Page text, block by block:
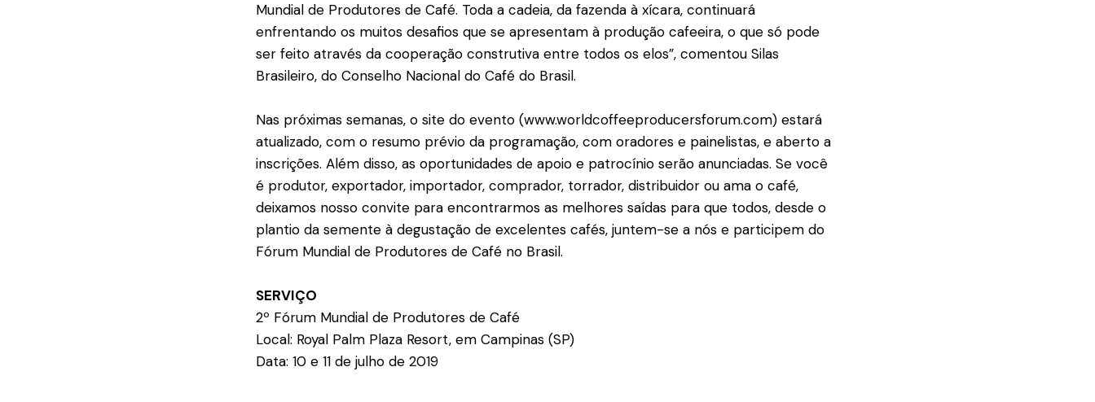
Mundial de Produtores de Café. Toda a cadeia, da fazenda à xícara, continuará
enfrentando os muitos desafios que se apresentam à produção cafeeira, o que só pode
ser feito através da cooperação construtiva entre todos os elos”, comentou Silas
Brasileiro, do Conselho Nacional do Café do Brasil.
Nas próximas semanas, o site do evento (www.worldcoffeeproducersforum.com) estará
atualizado, com o resumo prévio da programação, com oradores e painelistas, e aberto a
inscrições. Além disso, as oportunidades de apoio e patrocínio serão anunciadas. Se você
é produtor, exportador, importador, comprador, torrador, distribuidor ou ama o café,
deixamos nosso convite para encontrarmos as melhores saídas para que todos, desde o
plantio da semente à degustação de excelentes cafés, juntem-se a nós e participem do
Fórum Mundial de Produtores de Café no Brasil.
SERVIÇO
2º Fórum Mundial de Produtores de Café
Local: Royal Palm Plaza Resort, em Campinas (SP)
Data: 10 e 11 de julho de 2019